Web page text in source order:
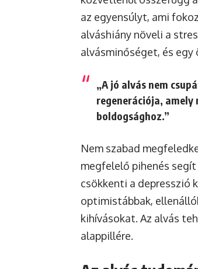
az egyensúlyt, ami
alváshiány növeli a
alvásminőséget, és
„A jó alvás nem
regenerációja, amely
boldogsághoz.”
Nem szabad
megfelelő pihenés
csökkenti a depresszió
optimistábbak,
kihívásokat. Az alvás
alappillére.